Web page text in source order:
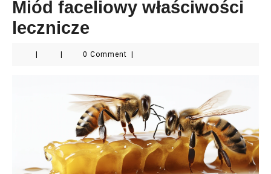
Miód faceliowy właściwości
lecznicze
0 Comment